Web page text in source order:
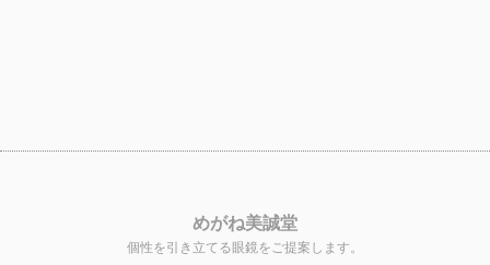
めがね美誠堂
個性を引き立てる眼鏡をご提案します。